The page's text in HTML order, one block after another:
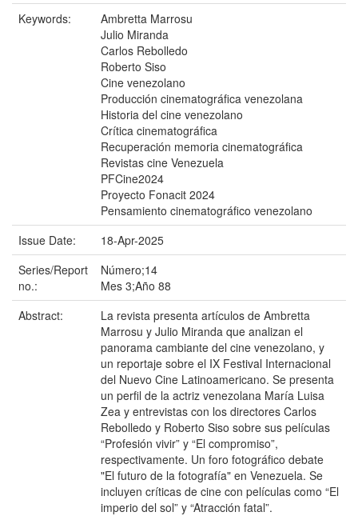
Keywords:
Ambretta Marrosu
Julio Miranda
Carlos Rebolledo
Roberto Siso
Cine venezolano
Producción cinematográfica venezolana
Historia del cine venezolano
Crítica cinematográfica
Recuperación memoria cinematográfica
Revistas cine Venezuela
PFCine2024
Proyecto Fonacit 2024
Pensamiento cinematográfico venezolano
Issue Date:
18-Apr-2025
Series/Report
no.:
Número;14
Mes 3;Año 88
Abstract:
La revista presenta artículos de Ambretta
Marrosu y Julio Miranda que analizan el
panorama cambiante del cine venezolano, y
un reportaje sobre el IX Festival Internacional
del Nuevo Cine Latinoamericano. Se presenta
un perfil de la actriz venezolana María Luisa
Zea y entrevistas con los directores Carlos
Rebolledo y Roberto Siso sobre sus películas
“Profesión vivir” y “El compromiso”,
respectivamente. Un foro fotográfico debate
"El futuro de la fotografía" en Venezuela. Se
incluyen críticas de cine con películas como “El
imperio del sol” y “Atracción fatal”.